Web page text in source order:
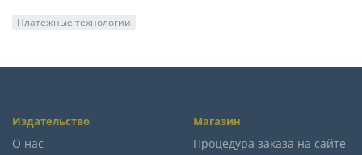
Платежные технологии
Издательство
О нас
Магазин
Процедура заказа на сайте